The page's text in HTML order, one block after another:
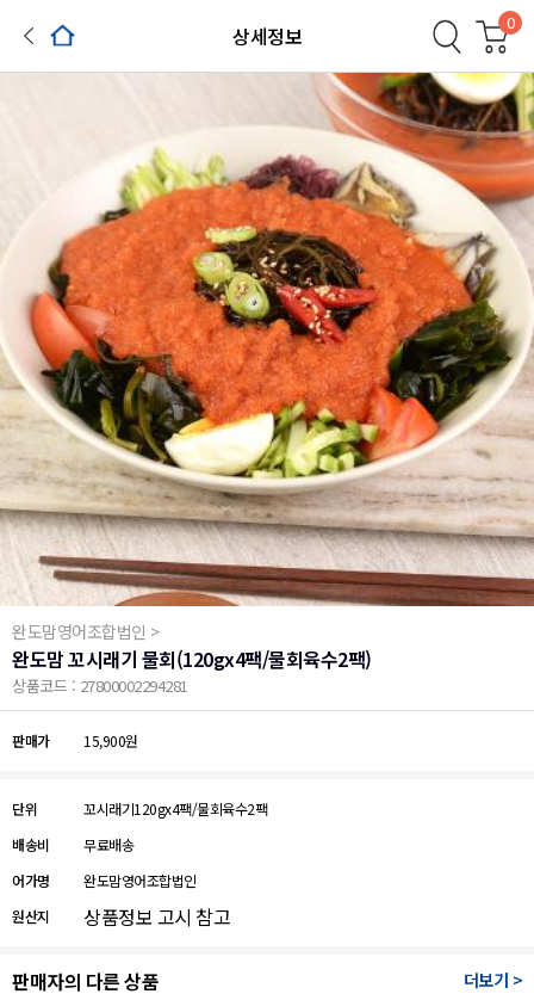
상세정보 0
완도맘영어조합법인 >
완도맘 꼬시래기 물회(120gx4팩/물회육수2팩)
상품코드 : 27800002294281
판매가 15,900원
단위
꼬시래기120gx4팩/물회육수2팩
배송비
무료배송
어가명
완도맘영어조합법인
원산지
상품정보 고시 참고
판매자의 다른 상품 더보기 >